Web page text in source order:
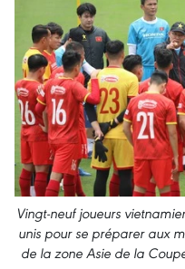
Vingt-neuf joueurs
unis pour se préparer aux
de la zone Asie de la